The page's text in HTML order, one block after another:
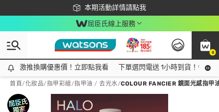
本期活動詳情請點我
下載app最高回饋$350
屈臣氏線上服務
0
激推換購優惠價！立即點我看
激推換購優惠價！立即點我看 下單選閃電送 1小時到貨！領神
首頁/化妝品/指甲彩繪/指甲油 / 去光水/COLOUR FANCIER 鏡面光感指